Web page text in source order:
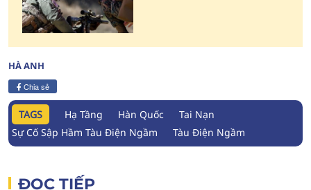
HÀ ANH
Chia sẻ
TAGS Hạ Tầng Hàn Quốc
Tai Nạn
Sự Cố Sập Hầm Tàu Điện Ngầm
Tàu Điện Ngầm
ĐỌC TIẾP